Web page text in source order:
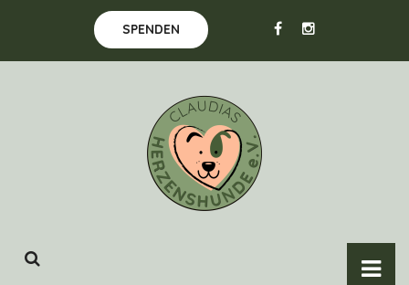
SPENDEN